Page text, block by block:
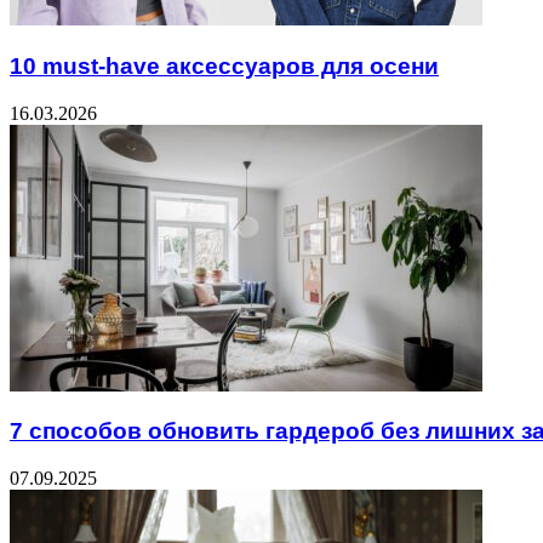
10 must-have аксессуаров для осени
16.03.2026
7 способов обновить гардероб без лишних
07.09.2025